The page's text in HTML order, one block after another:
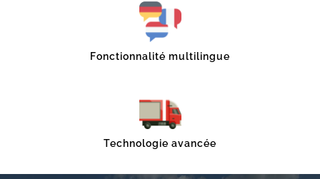
Fonctionnalité multilingue
Technologie avancée